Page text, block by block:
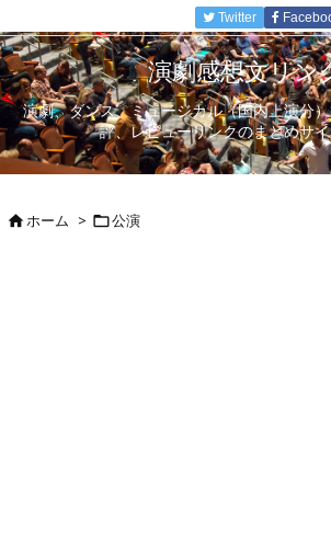
Twitter
演劇感想文リン
演劇、ダンス、ミュージカル（国内上演分
評、レビューリンクのまとめサ
ホーム > 公演